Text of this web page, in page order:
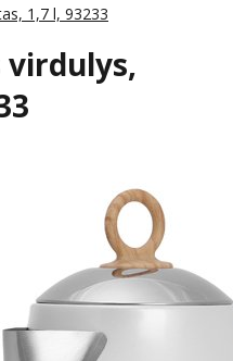
1,7 l, 93233
virdulys,